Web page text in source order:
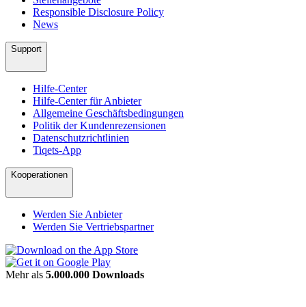
Responsible Disclosure Policy
News
Support
Hilfe-Center
Hilfe-Center für Anbieter
Allgemeine Geschäftsbedingungen
Politik der Kundenrezensionen
Datenschutzrichtlinien
Tiqets-App
Kooperationen
Werden Sie Anbieter
Werden Sie Vertriebspartner
Mehr als 5.000.000 Downloads